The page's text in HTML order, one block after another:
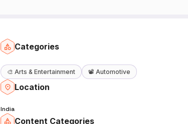
Categories
🎨 Arts & Entertainment 📽️ Automotive
Location
India
Content Categories